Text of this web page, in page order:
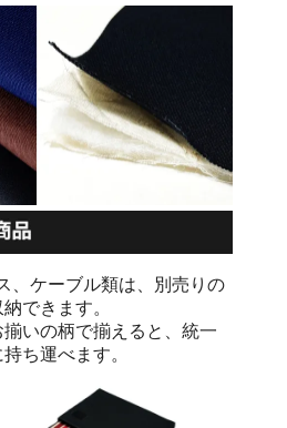
、ケーブル類は、別売りの
できます。
いの柄で揃えると、統一
ち運べます。